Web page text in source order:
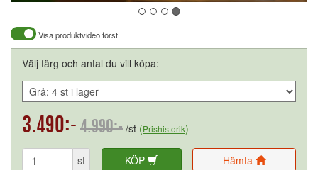
Visa produktvideo först
Välj färg och antal du vill köpa:
3.490:- 4.990:- /st (Prishistorik)
st KÖP Hämta